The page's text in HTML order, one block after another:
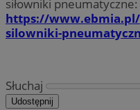
siłowniki pneumatyczne:
https://
silowniki-
Słuchaj
Udostępnij